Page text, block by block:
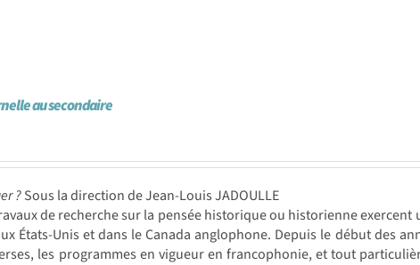
au secondaire
?Sous la direction de Jean-Louis JADOULLE
de recherche sur la pensée historique ou historienne
États-Unis et dans le Canada anglophone. Depuis le début des
les programmes en vigueur en francophonie, et tout